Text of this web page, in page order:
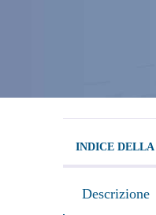
INDICE
Descrizione